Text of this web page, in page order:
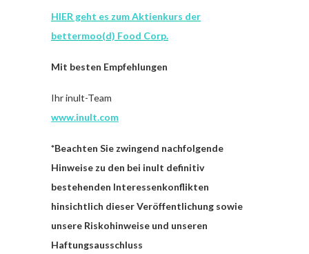
HIER geht es zum Aktienkurs der
bettermoo(d) Food Corp.
Mit besten Empfehlungen
Ihr inult-Team
www.inult.com
*Beachten Sie zwingend nachfolgende
Hinweise zu den bei inult definitiv
bestehenden Interessenkonflikten
hinsichtlich dieser Veröffentlichung sowie
unsere Riskohinweise und unseren
Haftungsausschluss